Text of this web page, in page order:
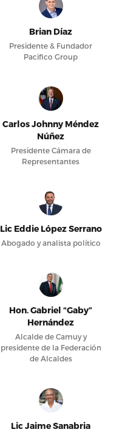
Brian Díaz
Presidente & Fundador
Pacifico Group
Carlos Johnny Méndez
Núñez
Presidente Cámara de
Representantes
Lic Eddie López Serrano
Abogado y analista político
Hon. Gabriel “Gaby”
Hernández
Alcalde de Camuy y
presidente de la Federación
de Alcaldes
Lic Jaime Sanabria